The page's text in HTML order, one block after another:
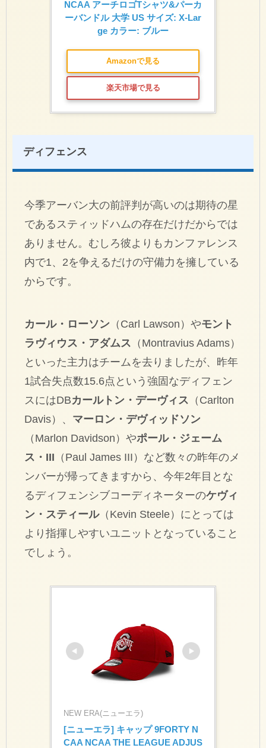
NCAA アーチロゴTシャツ&パーカ
ーバンドル 大学 US サイズ: X-Lar
ge カラー: ブルー
Amazonで見る
楽天市場で見る
ディフェンス
今季アーバン大の前評判が高いのは期待の星
であるスティッドハムの存在だけだからでは
ありません。むしろ彼よりもカンファレンス
内で1、2を争えるだけの守備力を擁している
からです。
カール・ローソン （Carl Lawson）やモント
ラヴィウス・アダムス （Montravius Adams）
といった主力はチームを去りましたが、昨年
1試合失点数15.6点という強固なディフェン
スにはDBカールトン・デーヴィス （Carlton
Davis）、 マーロン・デヴィッドソン
（Marlon Davidson）やポール・ジェーム
ス・III （Paul James III）など数々の昨年のメ
ンバーが帰ってきますから、今年2年目とな
るディフェンシブコーディネーターのケヴィ
ン・スティール（Kevin Steele）にとっては
より指揮しやすいユニットとなっていること
でしょう。
NEW ERA(ニューエラ)
[ニューエラ] キャップ 9FORTY N
CAA NCAA THE LEAGUE ADJUS